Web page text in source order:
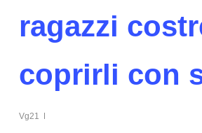
ragazzi
coprirli con
Vg21